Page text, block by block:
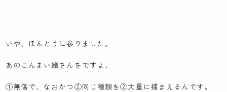
いや、ほんとうに参りました。
あのこんまい蟻さんをですよ、
①無傷で、なおかつ②同じ種類を②大量に捕まえるんです。